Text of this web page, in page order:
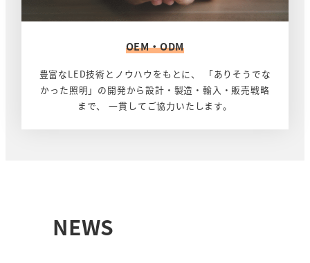
OEM・ODM
豊富なLED技術とノウハウをもとに、 「ありそうでな
かった照明」の開発から設計・製造・輸入・販売戦略
まで、 一貫してご協力いたします。
NEWS